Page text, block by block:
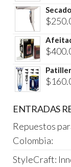
$
$
$
ENTRADAS
Repuestos
Colombia:
StyleCraft: